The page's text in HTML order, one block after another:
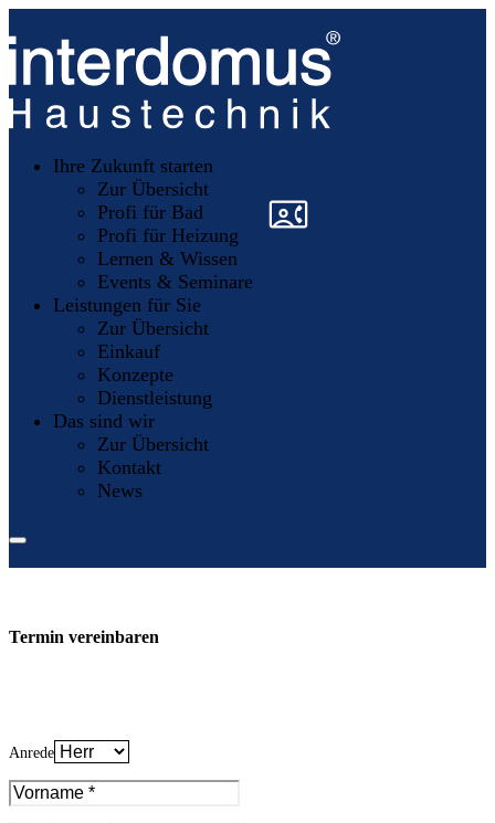
Ihre Zukunft starten
Zur Übersicht
Profi für Bad
Profi für Heizung
Lernen & Wissen
Events & Seminare
Leistungen für Sie
Zur Übersicht
Einkauf
Konzepte
Dienstleistung
Das sind wir
Zur Übersicht
Kontakt
News
»
Termin vereinbaren
Anrede